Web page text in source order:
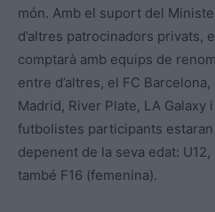
món. Amb el suport del
d’altres patrocinadors privats,
comptarà amb equips de
entre d’altres, el FC
Madrid, River Plate, LA Galaxy
futbolistes participants
depenent de la seva edat: U12,
també F16 (femenina).